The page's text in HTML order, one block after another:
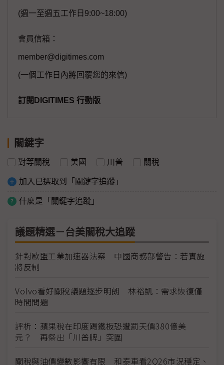
(週一至週五工作日9:00~18:00)
會員信箱：
member@digitimes.com
(一個工作日內將回覆您的來信)
訂閱DIGITIMES 行動版
關鍵字
對等關稅 美國 川普 關稅
加入已選取到「關鍵字追蹤」
什麼是「關鍵字追蹤」
議題精選－台美關稅大追蹤
針對歐盟工業加速器法案 中國商務部警告：若實施
將反制
Volvo看好關稅議題逐步明朗 林裕凱：需求恢復僅
時間問題
評析：蘋果稅在印度踢鐵板恐遭罰天價380億美
元？ 再祭出「川普牌」突圍
關稅與油價變數影響有限 和泰車看2Q26市況穩定、